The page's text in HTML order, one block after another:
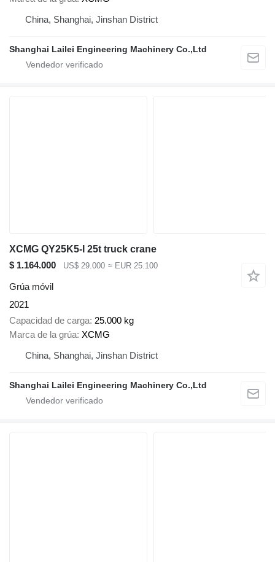
China, Shanghai, Jinshan District
Shanghai Lailei Engineering Machinery Co.,Ltd
XCMG QY25K5-I 25t truck crane
$ 1.164.000
US$ 29.000 ≈ EUR 25.100
Grúa móvil
2021
Capacidad de carga 25.000 kg
Marca de la grúa XCMG
China, Shanghai, Jinshan District
Shanghai Lailei Engineering Machinery Co.,Ltd